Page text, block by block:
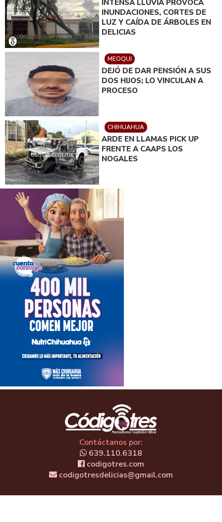
INTENSA LLUVIA PROVOCA
INUNDACIONES, CORTES DE
LUZ Y CAÍDA DE ÁRBOLES EN
DELICIAS
MEOQUI
DEJÓ DE DAR PENSIÓN A SUS
DOS HIJOS; LO VINCULAN A
PROCESO
CHIHUAHUA
ARDE EN LLAMAS PICK UP
FRENTE A CAAPS LOS
NOGALES
Contáctanos por:
639.110.6318
codigotres.com
codigotresdelicias@gmail.com